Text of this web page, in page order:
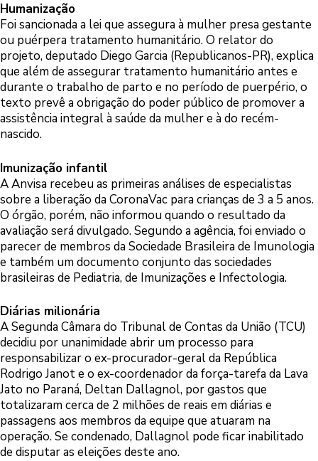
Humanização
Foi sancionada a lei que assegura à mulher presa gestante
ou puérpera tratamento humanitário. O relator do
projeto, deputado Diego Garcia (Republicanos-PR), explica
que além de assegurar tratamento humanitário antes e
durante o trabalho de parto e no período de puerpério, o
texto prevê a obrigação do poder público de promover a
assistência integral à saúde da mulher e à do recém-
nascido.
Imunização infantil
A Anvisa recebeu as primeiras análises de especialistas
sobre a liberação da CoronaVac para crianças de 3 a 5 anos.
O órgão, porém, não informou quando o resultado da
avaliação será divulgado. Segundo a agência, foi enviado o
parecer de membros da Sociedade Brasileira de Imunologia
e também um documento conjunto das sociedades
brasileiras de Pediatria, de Imunizações e Infectologia.
Diárias milionária
A Segunda Câmara do Tribunal de Contas da União (TCU)
decidiu por unanimidade abrir um processo para
responsabilizar o ex-procurador-geral da República
Rodrigo Janot e o ex-coordenador da força-tarefa da Lava
Jato no Paraná, Deltan Dallagnol, por gastos que
totalizaram cerca de 2 milhões de reais em diárias e
passagens aos membros da equipe que atuaram na
operação. Se condenado, Dallagnol pode ficar inabilitado
de disputar as eleições deste ano.